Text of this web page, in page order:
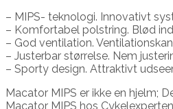
– MIPS- teknologi. Innovativt
– Komfortabel polstring. Blød
– God ventilation.
– Justerbar størrelse. Nem
– Sporty design. Attraktivt
Macator MIPS er ikke en hjelm;
Macator MIPS hos